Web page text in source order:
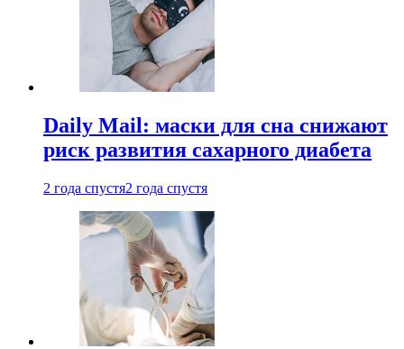
Daily Mail: маски для сна снижают
риск развития сахарного диабета
2 года спустя2 года спустя